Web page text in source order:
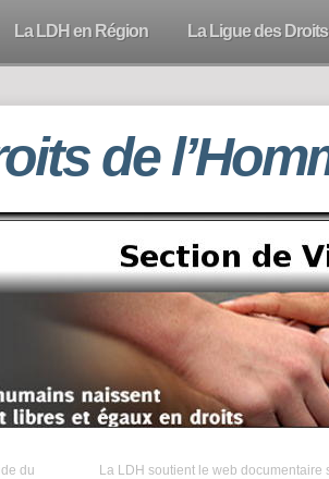
La LDH en Région La Ligue des
de
du
La LDH soutient le web documentaire